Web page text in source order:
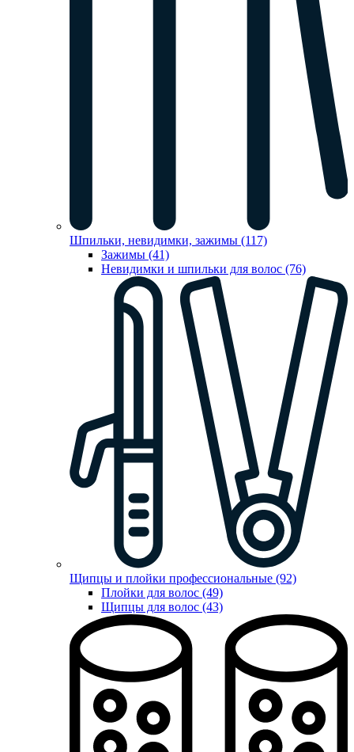
Шпильки, невидимки, зажимы (117)
Зажимы (41)
Невидимки и шпильки для волос (76)
Щипцы и плойки профессиональные (92)
Плойки для волос (49)
Щипцы для волос (43)